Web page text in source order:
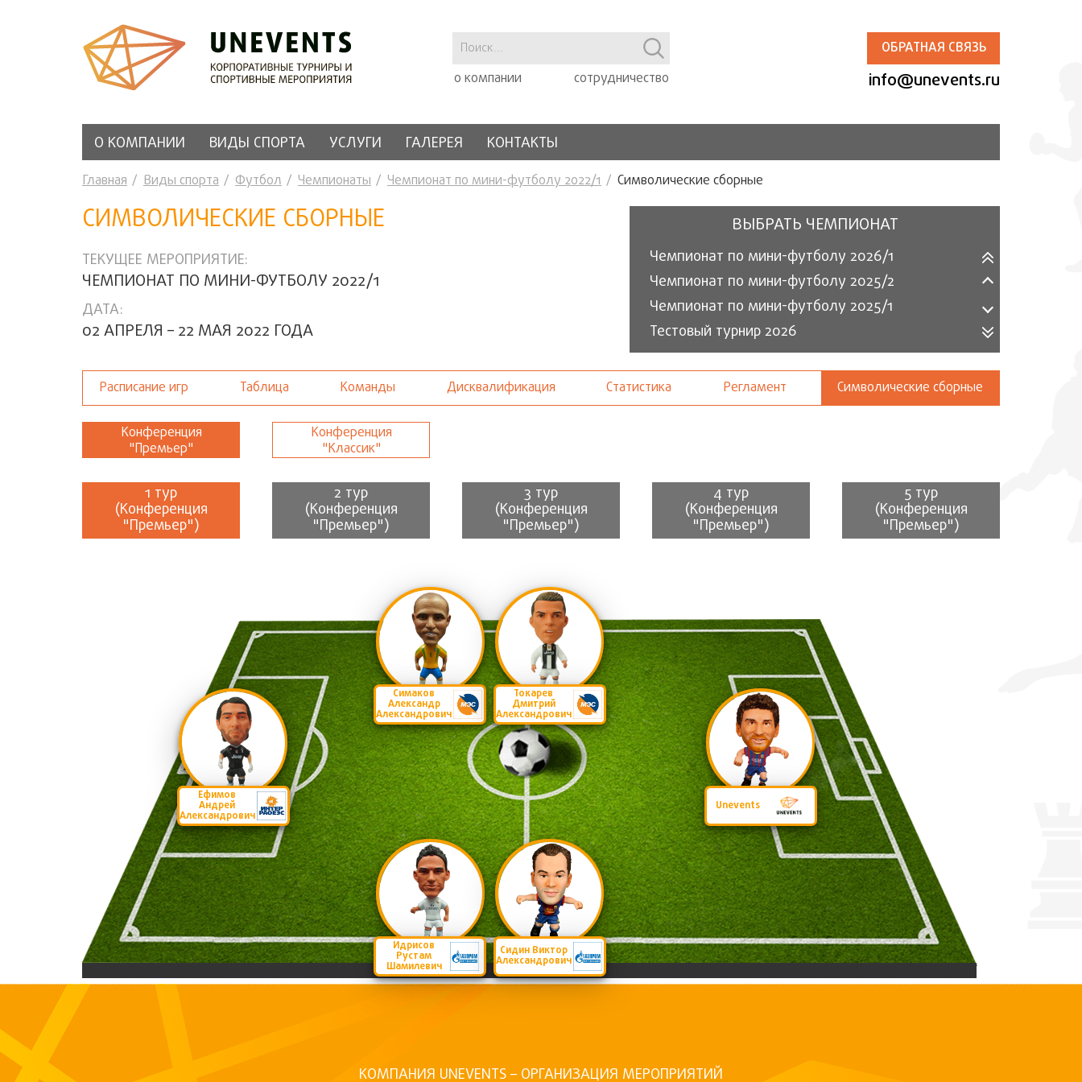
о компании сотрудничество
ОБРАТНАЯ СВЯЗЬ
info@unevents.ru
О КОМПАНИИ ВИДЫ СПОРТА УСЛУГИ ГАЛЕРЕЯ КОНТАКТЫ
Главная Виды спорта Футбол Чемпионаты Чемпионат по мини-футболу 2022/1 Символические сборные
СИМВОЛИЧЕСКИЕ СБОРНЫЕ
ТЕКУЩЕЕ МЕРОПРИЯТИЕ:
ЧЕМПИОНАТ ПО МИНИ-ФУТБОЛУ 2022/1
ДАТА:
02 АПРЕЛЯ – 22 МАЯ 2022 ГОДА
ВЫБРАТЬ ЧЕМПИОНАТ
Чемпионат по мини-футболу 2026/1
Чемпионат по мини-футболу 2025/2
Чемпионат по мини-футболу 2025/1
Тестовый турнир 2026
Расписание игр Таблица Команды Дисквалификация Статистика Регламент Символические сборные
Конференция
"Премьер"
Конференция
"Классик"
1 тур
(Конференция
"Премьер")
2 тур
(Конференция
"Премьер")
3 тур
(Конференция
"Премьер")
4 тур
(Конференция
"Премьер")
5 тур
(Конференция
"Премьер")
Ефимов
Андрей
Александрович
Симаков
Александр
Александрович
Идрисов
Рустам
Шамилевич
Токарев
Дмитрий
Александрович
Сидин Виктор
Александрович
Unevents
КОМПАНИЯ UNEVENTS – ОРГАНИЗАЦИЯ МЕРОПРИЯТИЙ